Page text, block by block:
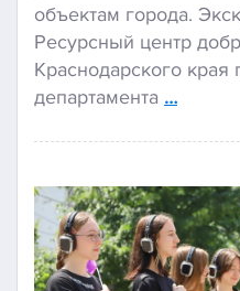
объектам города.
Ресурсный центр
Краснодарского
департамента …